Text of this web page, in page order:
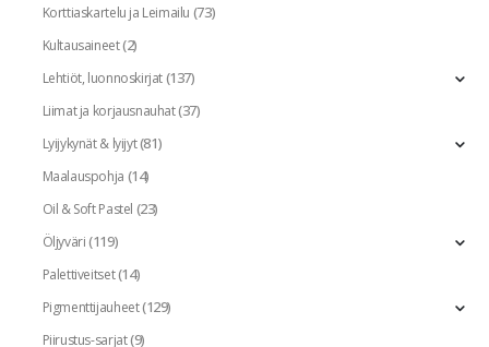
Korttiaskartelu ja Leimailu (73)
Kultausaineet(2)
Lehtiöt, luonnoskirjat(137)
Liimat ja korjausnauhat(37)
Lyijykynät & lyijyt(81)
Maalauspohja (14)
Oil & Soft Pastel (23)
Öljyväri(119)
Palettiveitset(14)
Pigmenttijauheet(129)
Piirustus-sarjat(9)